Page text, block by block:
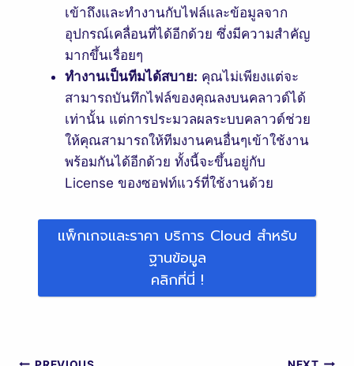
เข้าถึงและทำงานกับไฟล์และข้อมูลจาก
อุปกรณ์เคลื่อนที่ได้อีกด้วย ซึ่งมีความสำคัญ
มากขึ้นเรื่อยๆ
ทำงานเป็นทีมได้สบาย: คุณไม่เพียงแต่จะ
สามารถบันทึกไฟล์ของคุณลงบนคลาวด์ได้
เท่านั้น แต่การประมวลผลระบบคลาวด์ช่วย
ให้คุณสามารถให้ทีมงานคนอื่นๆเข้าใช้งาน
พร้อมกันได้อีกด้วย ทั้งนี้จะขึ้นอยู่กับ
License ของซอฟท์แวร์ที่ใช้งานด้วย
แพ็กเกจและราคา บริการ Cloud สำหรับ
ฐานข้อมูล
คลิกที่นี่ !